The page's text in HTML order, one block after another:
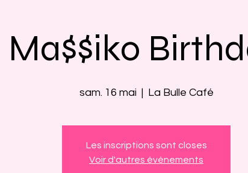
Ma$$iko
sam. 16 mai
  |
La Bulle Café
Les inscriptions sont closes
Voir d'autres événements